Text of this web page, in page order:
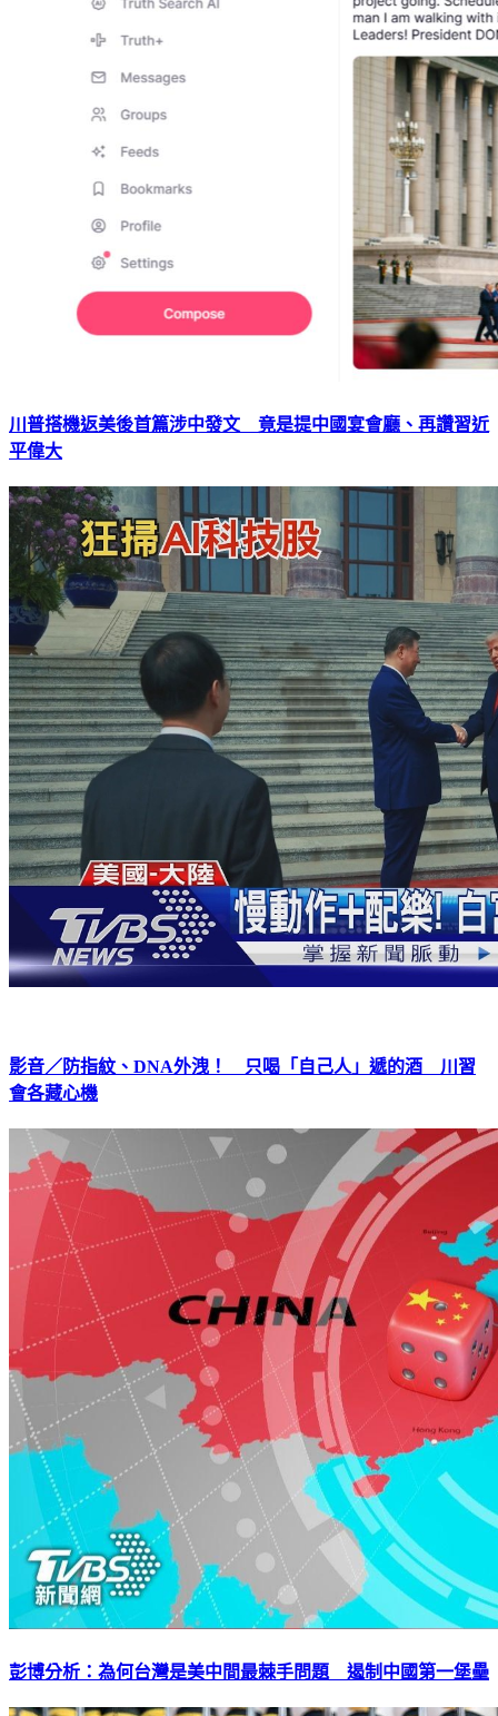
川普搭機返美後首篇涉中發文 竟是提中國宴會廳、再讚習近
平偉大
影音／防指紋、DNA外洩！ 只喝「自己人」遞的酒 川習
會各藏心機
彭博分析：為何台灣是美中間最棘手問題 遏制中國第一堡壘